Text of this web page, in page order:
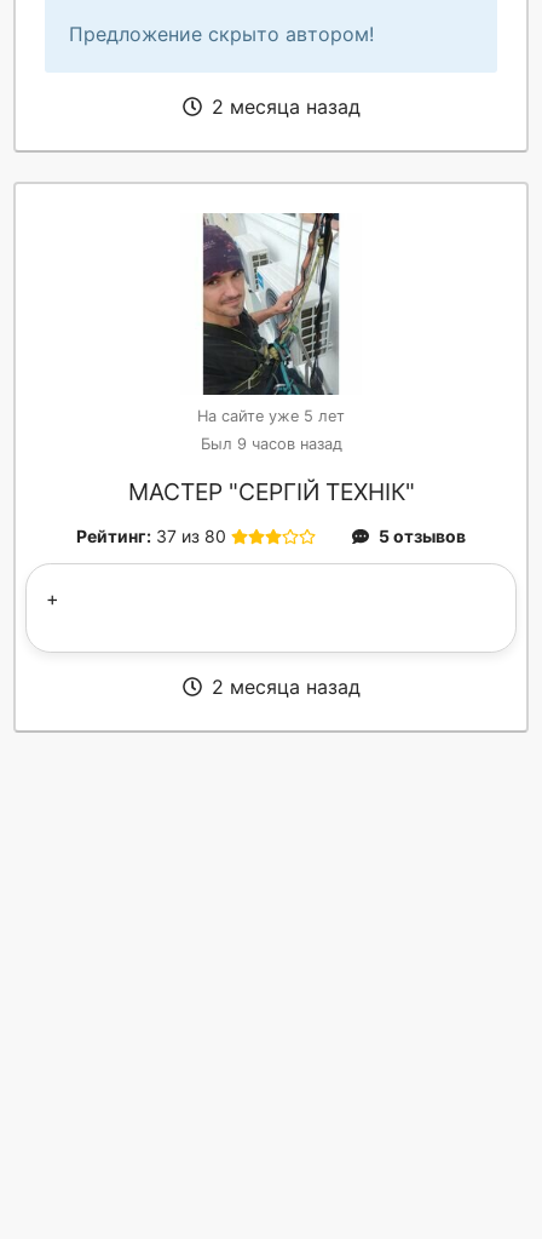
Предложение скрыто автором!
2 месяца назад
На сайте уже 5 лет
Был 9 часов назад
МАСТЕР "СЕРГІЙ ТЕХНІК"
Рейтинг: 37 из 80 5 отзывов
+
2 месяца назад